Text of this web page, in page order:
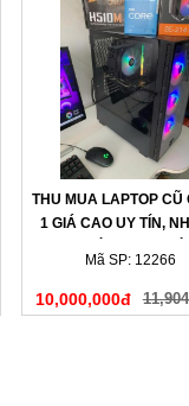
THU MUA LAPTOP CŨ
1 GIÁ CAO UY TÍN,
Mã SP: 12266
10,000,000đ